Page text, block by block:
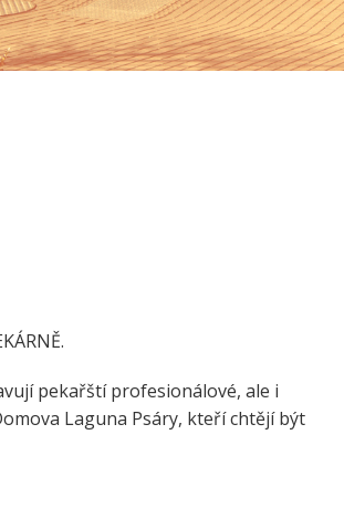
pekařští profesionálové, ale i
Laguna Psáry, kteří chtějí být